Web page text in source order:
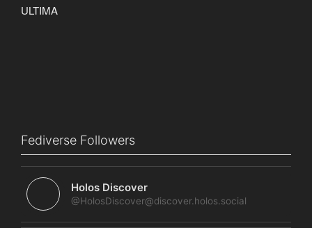
Fediverse Followers
Holos Discover
@HolosDiscover@discover.holos.social